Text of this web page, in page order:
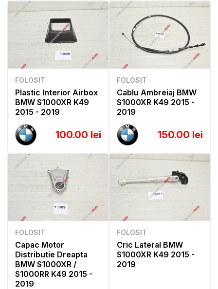
FOLOSIT
Plastic Interior Airbox
BMW S1000XR K49
2015 - 2019
100.00 lei
FOLOSIT
Cablu Ambreiaj BMW
S1000XR K49 2015 -
2019
150.00 lei
FOLOSIT
Capac Motor
Distributie Dreapta
BMW S1000XR /
S1000RR K49 2015 -
2019
FOLOSIT
Cric Lateral BMW
S1000XR K49 2015 -
2019